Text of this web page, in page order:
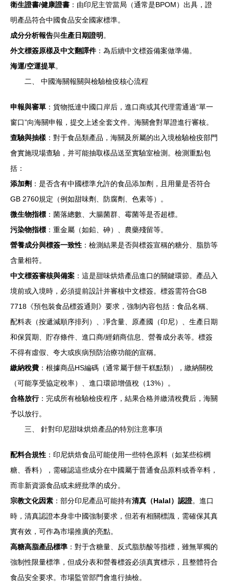
衛生證書/健康證書 ：由印尼主管當局（通常是BPOM）出具，證
明產品符合中國食品安全國家標準。
成分分析報告與生產日期證明 。
外文標簽原樣及中文翻譯件：為后續中文標簽備案做準備。
海運/空運提單。
二、 中國海關報關與檢驗檢疫核心流程
申報與審單 ：貨物抵達中國口岸后，進口商或其代理需通過“單一
窗口”向海關申報，提交上述全套文件。海關會對單證進行審核。
查驗與抽樣 ：對于食品類產品，海關及所屬的出入境檢驗檢疫部門
會實施現場查驗，并可能抽取樣品送至實驗室檢測。檢測重點包
括：
添加劑 ：是否含有中國標準允許的食品添加劑，且用量是否符合
GB 2760規定（例如甜味劑、防腐劑、色素等）。
微生物指標 ：菌落總數、大腸菌群、霉菌等是否超標。
污染物指標 ：重金屬（如鉛、砷）、農藥殘留等。
營養成分與標簽一致性 ：檢測結果是否與標簽宣稱的糖分、脂肪等
含量相符。
中文標簽審核與備案 ：這是甜味烘焙產品進口的關鍵環節。產品入
境前或入境時，必須提前設計并審核中文標簽。標簽需符合GB
7718《預包裝食品標簽通則》要求，強制內容包括：食品名稱、
配料表（按遞減順序排列）、凈含量、原產國（印尼）、生產日期
和保質期、貯存條件、進口商/經銷商信息、營養成分表等。標簽
不得有虛假、夸大或疾病預防治療功能的宣稱。
繳納稅費 ：根據商品HS編碼（通常屬于餅干糕點類），繳納關稅
（可能享受協定稅率）、進口環節增值稅（13%）。
合格放行：完成所有檢驗檢疫程序，結果合格并繳清稅費后，海關
予以放行。
三、 針對印尼甜味烘焙產品的特別注意事項
配料合規性 ：印尼烘焙食品可能使用一些特色原料（如某些棕櫚
糖、香料），需確認這些成分在中國屬于普通食品原料或香辛料，
而非新資源食品或未經批準的成分。
宗教文化因素 ：部分印尼產品可能持有清真（Halal）認證。進口
時，清真認證本身非中國強制要求，但若有相關標識，需確保其真
實有效，可作為市場推廣的亮點。
高糖高脂產品標準 ：對于含糖量、反式脂肪酸等指標，雖無單獨的
強制性限量標準，但成分表和營養標簽必須真實標示，且整體符合
食品安全要求。市場監管部門會進行抽檢。